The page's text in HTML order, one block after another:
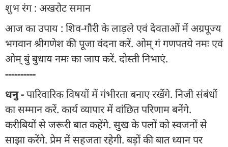
शुभ रंग : अखरोट समान
आज का उपाय : शिव-गौरी के लाड़ले एवं देवताओं में अग्रपूज्य
भगवान श्रीगणेश की पूजा वंदना करें. ओम् गं गणपतये नमः एवं
ओम् बुं बुधाय नमः का जाप करें. दोस्ती निभाएं.
----------
धनु -पारिवारिक विषयों में गंभीरता बनाए रखेंगे. निजी संबंधों
का सम्मान करें. कार्य व्यापार में वांछित परिणाम बनेंगे.
करीबियों से जरूरी बात कहेंगे. सुख के पलों को स्वजनों से
साझा करेंगे. प्रेम में सहजता रहेगी. बड़ों की बात ध्यान पर